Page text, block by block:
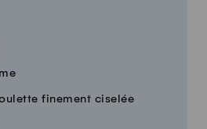
finement ciselée